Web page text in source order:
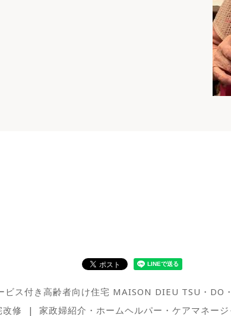
ビス付き高齢者向け住宅 MAISON DIEU TSU・DO
修
家政婦紹介・ホームヘルパー・ケアマネージ